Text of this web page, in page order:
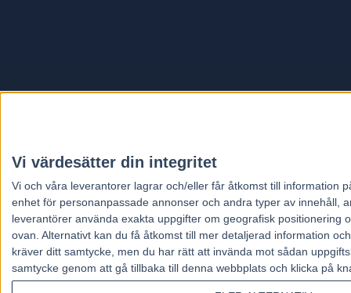
Vi värdesätter din integritet
Vi och våra leverantorer lagrar och/eller får åtkomst till information
enhet för personanpassade annonser och andra typer av innehåll,
leverantörer använda exakta uppgifter om geografisk
ovan. Alternativt kan du få åtkomst till mer detaljerad information
kräver ditt samtycke, men du har rätt att invända mot sådan
samtycke genom att gå tillbaka till denna webbplats och klicka på